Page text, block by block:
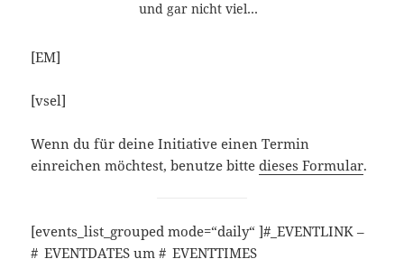
und gar nicht viel…
[EM]
[vsel]
Wenn du für deine Initiative einen Termin
einreichen möchtest, benutze bittedieses Formular.
[events_list_grouped mode=“daily“ ]#_EVENTLINK –
#_EVENTDATES um #_EVENTTIMES